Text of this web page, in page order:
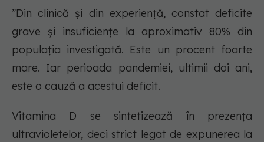
”Din clinică și din experiență, constat deficite
grave și insuficiențe la aproximativ 80% din
populația investigată. Este un procent foarte
mare. Iar perioada pandemiei, ultimii doi ani,
este o cauză a acestui deficit.
Vitamina D se sintetizează în prezența
ultravioletelor, deci strict legat de expunerea la